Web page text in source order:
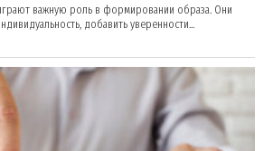
важную роль в формировании образа. Они
добавить уверенности...